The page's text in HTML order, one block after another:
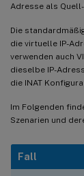
Adresse als
Die
die virtuelle IP-
verwenden auch
dieselbe IP-
die INAT
Im Folgenden
Szenarien und
Fall